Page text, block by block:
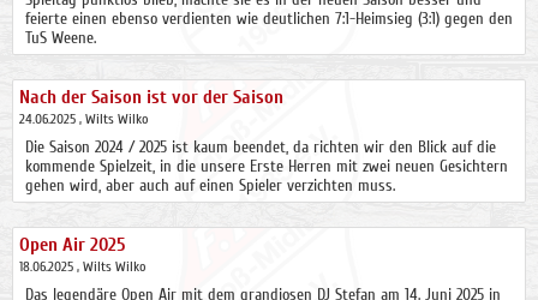
feierte einen ebenso verdienten wie deutlichen 7:1-Heimsieg (3:1) gegen den
TuS Weene.
Nach der Saison ist vor der Saison
24.06.2025 , Wilts Wilko
Die Saison 2024 / 2025 ist kaum beendet, da richten wir den Blick auf die
kommende Spielzeit, in die unsere Erste Herren mit zwei neuen Gesichtern
gehen wird, aber auch auf einen Spieler verzichten muss.
Open Air 2025
18.06.2025 , Wilts Wilko
Das legendäre Open Air mit dem grandiosen DJ Stefan am 14. Juni 2025 in